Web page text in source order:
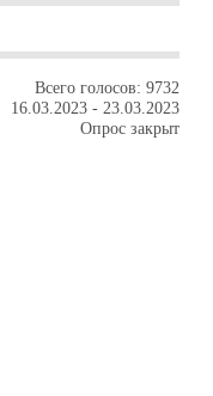
Всего голосов: 9732
16.03.2023 - 23.03.2023
Опрос закрыт